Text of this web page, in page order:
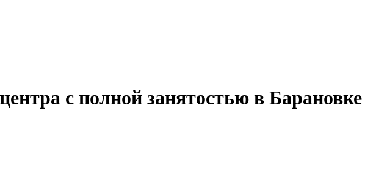
с полной занятостью в Барановке